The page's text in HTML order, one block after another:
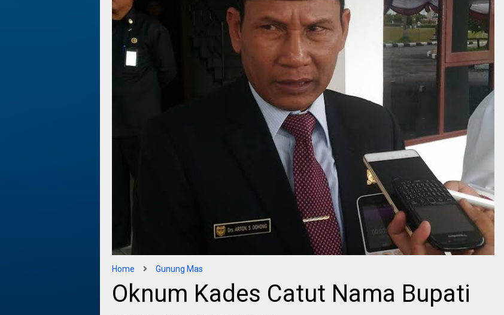
Home Gunung Mas
Oknum Kades Catut Nama Bupati